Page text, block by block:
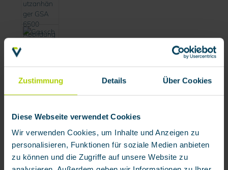
Zustimmung Details Über Cookies
Diese Webseite verwendet Cookies
Wir verwenden Cookies, um Inhalte und Anzeigen zu
personalisieren, Funktionen für soziale Medien anbieten
zu können und die Zugriffe auf unsere Website zu
Name
Firma